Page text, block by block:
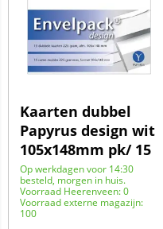
Kaarten dubbel
Papyrus design wit
105x148mm pk/ 15
Op werkdagen voor 14:30
besteld, morgen in huis.
Voorraad Heerenveen: 0
Voorraad externe magazijn:
100